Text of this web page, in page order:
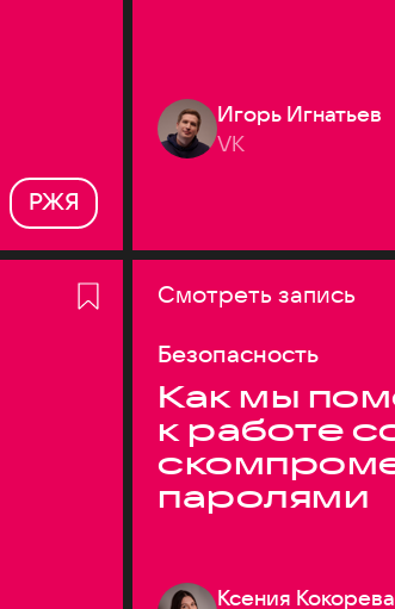
РЖЯ
Игорь Игнатьев
VK
Смотреть запись
Безопасность
Как мы
к работе
паролями
Ксения Кокорева